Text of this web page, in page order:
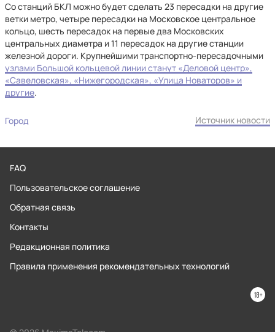
Со станций БКЛ можно будет сделать 23 пересадки на другие
ветки метро, четыре пересадки на Московское центральное
кольцо, шесть пересадок на первые два Московских
центральных диаметра и 11 пересадок на другие станции
железной дороги. Крупнейшими транспортно-пересадочными
узлами Большой кольцевой линии станут «Деловой центр»,
«Савеловская», «Нижегородская», «Улица Новаторов» и
другие.
Город Источник новости
FAQ
Пользовательское соглашение
Обратная связь
Контакты
Редакционная политика
Правила применения рекомендательных технологий